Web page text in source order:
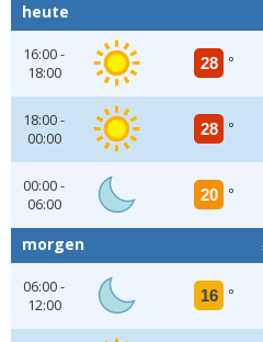
heute
16:00 -
18:00
28 °
18:00 -
00:00
28 °
00:00 -
06:00
20 °
morgen
06:00 -
12:00
16 °